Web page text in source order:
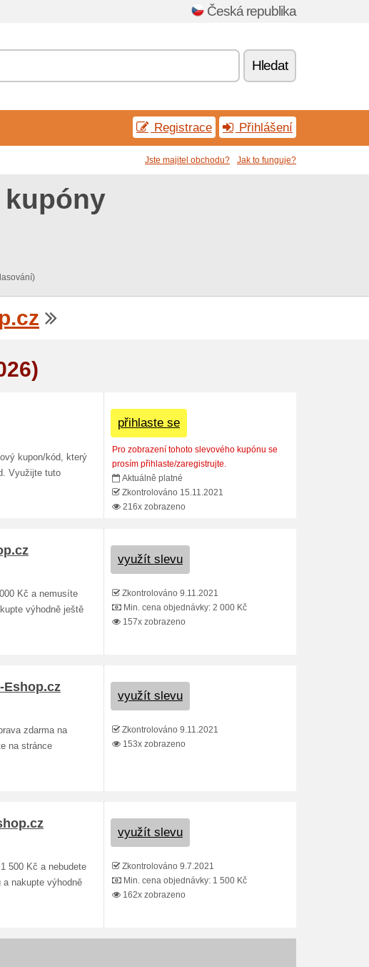
Česká republika
Hledat
Registrace Přihlášení
Jste majitel obchodu? Jak to funguje?
kupon/kód, který
Využijte tuto
přihlaste se
Pro zobrazení tohoto slevového kupónu se
prosím přihlaste/zaregistrujte.
Aktuálně platné
Zkontrolováno 15.11.2021
216x zobrazeno
Kč a nemusíte
výhodně ještě
využít slevu
Zkontrolováno 9.11.2021
Min. cena objednávky: 2 000 Kč
157x zobrazeno
Eshop.cz
zdarma na
na stránce
využít slevu
Zkontrolováno 9.11.2021
153x zobrazeno
500 Kč a nebudete
nakupte výhodně
využít slevu
Zkontrolováno 9.7.2021
Min. cena objednávky: 1 500 Kč
162x zobrazeno